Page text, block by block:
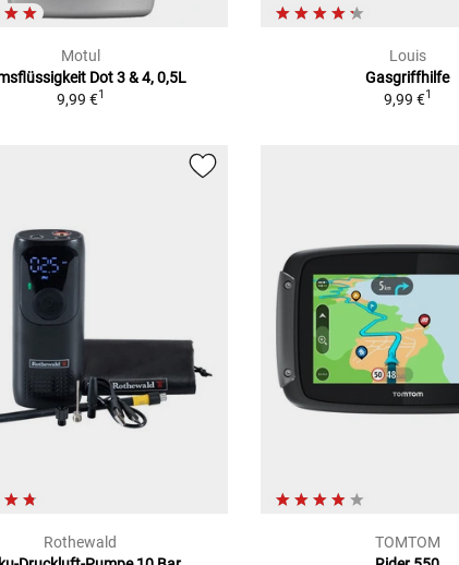
Motul
Dot 3 & 4, 0,5L
9,99 €1
Louis
Gasgriffhilfe
9,99 €1
Rothewald
TOMTOM